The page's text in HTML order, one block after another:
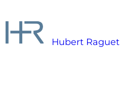
au
contenu
Hubert